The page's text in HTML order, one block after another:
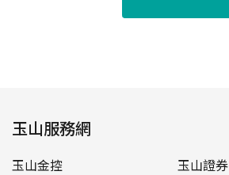
玉山服務網
玉山金控
玉山證券